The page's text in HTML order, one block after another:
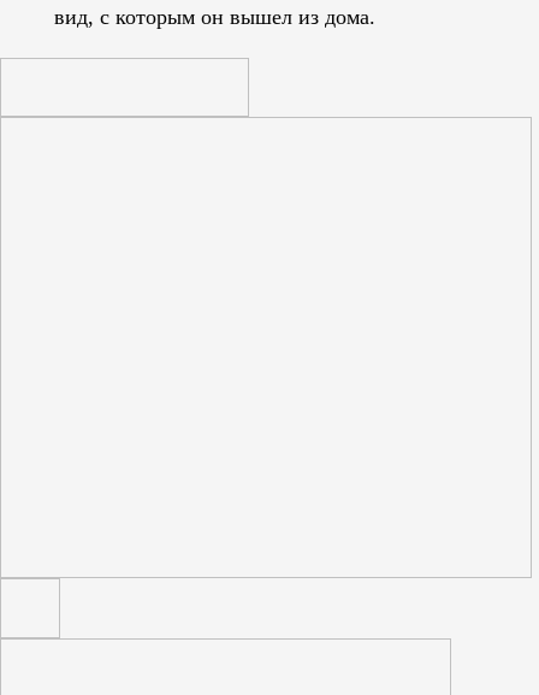
вид, с которым он вышел из дома.